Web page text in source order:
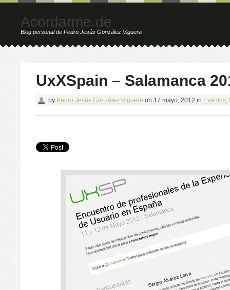
Acordarme.de
Blog personal de Pedro Jesús González Viguera
UxXSpain – Salamanca
by Pedro Jesús González Viguera on 17 mayo, 2012 in Eventos,